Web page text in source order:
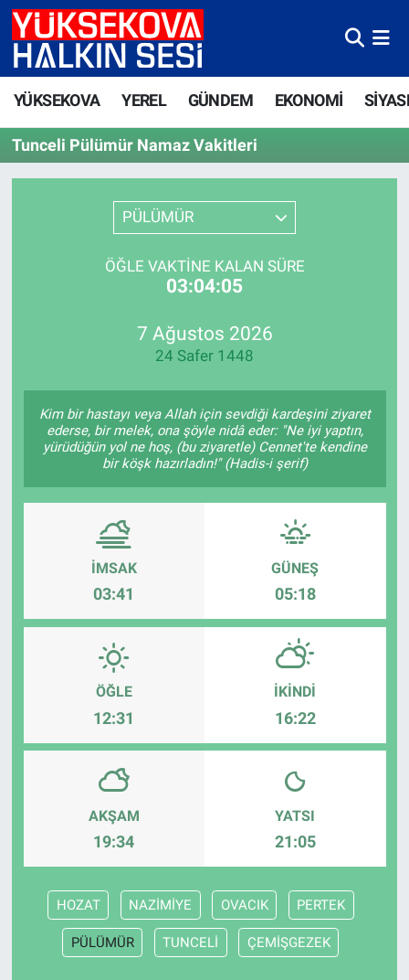
YÜKSEKOVA YEREL GÜNDEM EKONOMİ
Tunceli Pülümür Namaz Vakitleri
PÜLÜMÜR
ÖĞLE VAKTINE KALAN SÜRE
03:04:05
7 Ağustos 2026
24 Safer 1448
Kim bir hastayı veya Allah için sevdiği kardeşini ziyaret
ederse, bir melek, ona şöyle nidâ eder: "Ne iyi yaptın,
yürüdüğün yol ne hoş, (bu ziyaretle) Cennet'te kendine
bir köşk hazırladın!" (Hadis-i şerif)
İMSAK
03:41
GÜNEŞ
05:18
ÖĞLE
12:31
İKINDI
16:22
AKŞAM
19:34
YATSI
21:05
HOZAT NAZİMİYE OVACIK PERTEK
PÜLÜMÜR TUNCELİ ÇEMİŞGEZEK
Yüksekova Nöbetçi Eczaneler
Yüksekova Trafik Yoğunluk Haritası
Süper Lig Puan Durumu ve Fikstür
Tüm Manşetler